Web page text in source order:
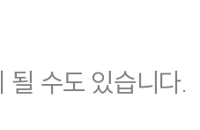
될 수도 있습니다.